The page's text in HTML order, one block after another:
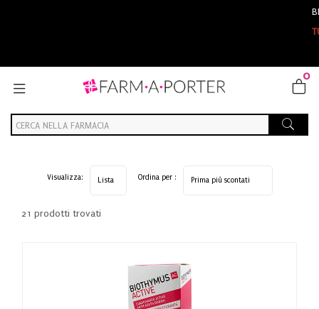
BENVENUTI
TUTTI GLI
0
21 prodotti trovati
Visualizza: Ordina per :